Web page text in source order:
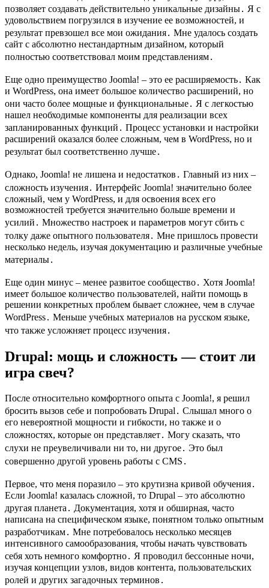
позволяет создавать действительно уникальные дизайны․ Я с
удовольствием погрузился в изучение ее возможностей, и
результат превзошел все мои ожидания․ Мне удалось создать
сайт с абсолютно нестандартным дизайном, который
полностью соответствовал моим представлениям․
Еще одно преимущество Joomla! – это ее расширяемость․ Как
и WordPress, она имеет большое количество расширений, но
они часто более мощные и функциональные․ Я с легкостью
нашел необходимые компоненты для реализации всех
запланированных функций․ Процесс установки и настройки
расширений оказался более сложным, чем в WordPress, но и
результат был соответственно лучше․
Однако, Joomla! не лишена и недостатков․ Главный из них –
сложность изучения․ Интерфейс Joomla! значительно более
сложный, чем у WordPress, и для освоения всех его
возможностей требуется значительно больше времени и
усилий․ Множество настроек и параметров могут сбить с
толку даже опытного пользователя․ Мне пришлось провести
несколько недель, изучая документацию и различные учебные
материалы․
Еще один минус – менее развитое сообщество․ Хотя Joomla!
имеет большое количество пользователей, найти помощь в
решении конкретных проблем бывает сложнее, чем в случае
WordPress․ Меньше учебных материалов на русском языке,
что также усложняет процесс изучения․
Drupal: мощь и сложность — стоит ли
игра свеч?
После относительно комфортного опыта с Joomla!, я решил
бросить вызов себе и попробовать Drupal․ Слышал много о
его невероятной мощности и гибкости, но также и о
сложностях, которые он представляет․ Могу сказать, что
слухи не преувеличивали ни то, ни другое․ Это был
совершенно другой уровень работы с CMS․
Первое, что меня поразило – это крутизна кривой обучения․
Если Joomla! казалась сложной, то Drupal – это абсолютно
другая планета․ Документация, хотя и обширная, часто
написана на специфическом языке, понятном только опытным
разработчикам․ Мне потребовалось несколько месяцев
интенсивного самообразования, чтобы начать чувствовать
себя хоть немного комфортно․ Я проводил бессонные ночи,
изучая концепции узлов, видов контента, пользовательских
ролей и других загадочных терминов․